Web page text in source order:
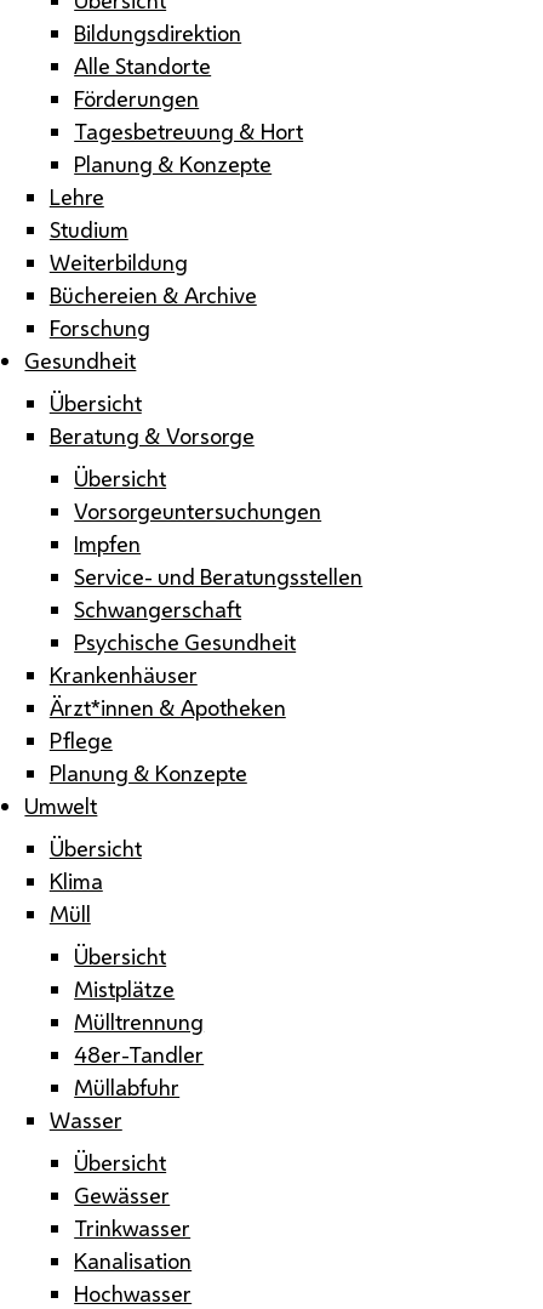
Bildungsdirektion
Alle Standorte
Förderungen
Tagesbetreuung & Hort
Planung & Konzepte
Lehre
Studium
Weiterbildung
Büchereien & Archive
Forschung
Gesundheit
Übersicht
Beratung & Vorsorge
Übersicht
Vorsorgeuntersuchungen
Impfen
Service- und Beratungsstellen
Schwangerschaft
Psychische Gesundheit
Krankenhäuser
Ärzt*innen & Apotheken
Pflege
Planung & Konzepte
Umwelt
Übersicht
Klima
Müll
Übersicht
Mistplätze
Mülltrennung
48er-Tandler
Müllabfuhr
Wasser
Übersicht
Gewässer
Trinkwasser
Kanalisation
Hochwasser